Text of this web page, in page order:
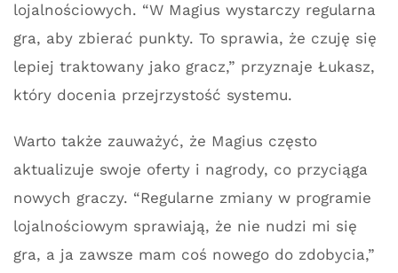
lojalnościowych. “W Magius wystarczy regularna
gra, aby zbierać punkty. To sprawia, że czuję się
lepiej traktowany jako gracz,” przyznaje Łukasz,
który docenia przejrzystość systemu.
Warto także zauważyć, że Magius często
aktualizuje swoje oferty i nagrody, co przyciąga
nowych graczy. “Regularne zmiany w programie
lojalnościowym sprawiają, że nie nudzi mi się
gra, a ja zawsze mam coś nowego do zdobycia,”